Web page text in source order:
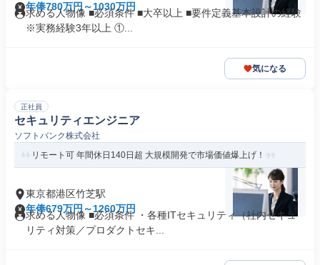
年俸780万円～1030万円
求める人物像 ■必須条件 ■大卒以上 ■要件定義基本設計の経験
※実務経験3年以上 ①...
気になる
正社員
セキュリティエンジニア
ソフトバンク株式会社
リモート可 年間休日140日超 大規模開発で市場価値爆上げ！
東京都港区竹芝駅
年俸679万円～1260万円
求める人物像 ■必須条件 ・各種ITセキュリティ（社内セキュ
リティ対策／プロダクトセキ...